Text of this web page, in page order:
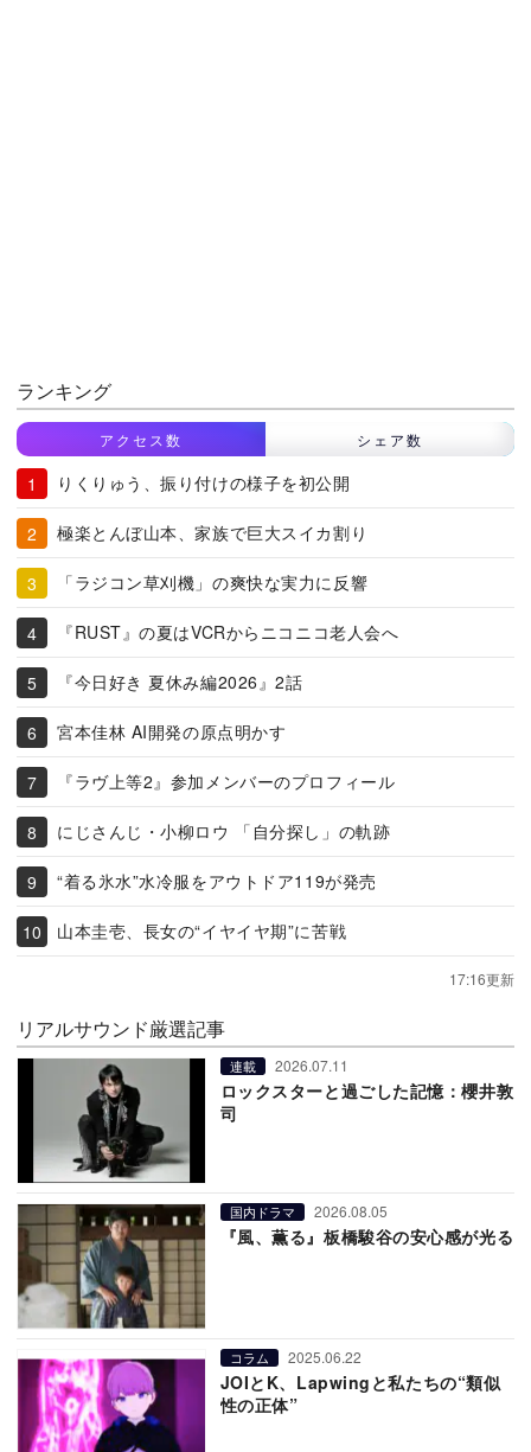
ランキング
アクセス数 シェア数
りくりゅう、振り付けの様子を初公開
極楽とんぼ山本、家族で巨大スイカ割り
「ラジコン草刈機」の爽快な実力に反響
『RUST』の夏はVCRからニコニコ老人会へ
『今日好き 夏休み編2026』2話
宮本佳林 AI開発の原点明かす
『ラヴ上等2』参加メンバーのプロフィール
にじさんじ・小柳ロウ 「自分探し」の軌跡
“着る氷水”水冷服をアウトドア119が発売
山本圭壱、長女の“イヤイヤ期”に苦戦
17:16更新
リアルサウンド厳選記事
連載 2026.07.11
ロックスターと過ごした記憶：櫻井敦
司
国内ドラマ 2026.08.05
『風、薫る』板橋駿谷の安心感が光る
コラム 2025.06.22
JOIとK、Lapwingと私たちの“類似
性の正体”